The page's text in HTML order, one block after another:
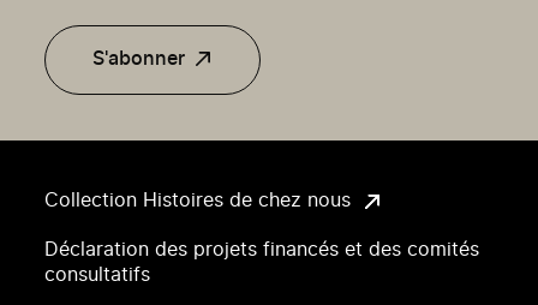
Collection Histoires de chez nous
Déclaration des projets financés et des comités
consultatifs
S'abonner